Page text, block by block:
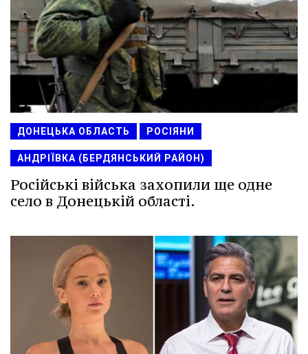
ДОНЕЦЬКА ОБЛАСТЬ РОСІЯНИ
АНДРІЇВКА (БЕРДЯНСЬКИЙ РАЙОН)
Російські війська захопили ще одне
село в Донецькій області.